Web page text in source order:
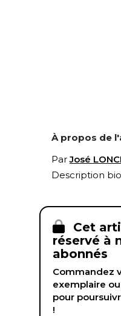
À propos de
ParJosé
Description
Cet
réservé à
abonnés
Commandez
exemplaire
pour
!